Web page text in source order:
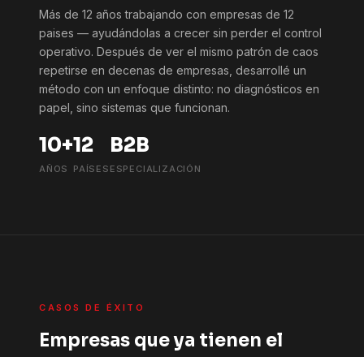
Más de 12 años trabajando con empresas de 12
paises — ayudándolas a crecer sin perder el control
operativo. Después de ver el mismo patrón de caos
repetirse en decenas de empresas, desarrollé un
método con un enfoque distinto: no diagnósticos en
papel, sino sistemas que funcionan.
10+
AÑOS
12
PAÍSES
B2B
ESPECIALIZACIÓN
CASOS DE ÉXITO
Empresas que ya tienen el